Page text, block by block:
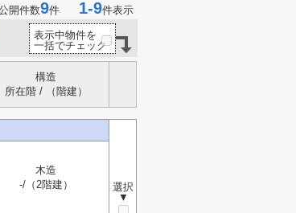
開件数9件 1-9件表示
表示中物件を
一括でチェック
構造
所在階 / （階建）
選択
▼
木造
-/（2階建）